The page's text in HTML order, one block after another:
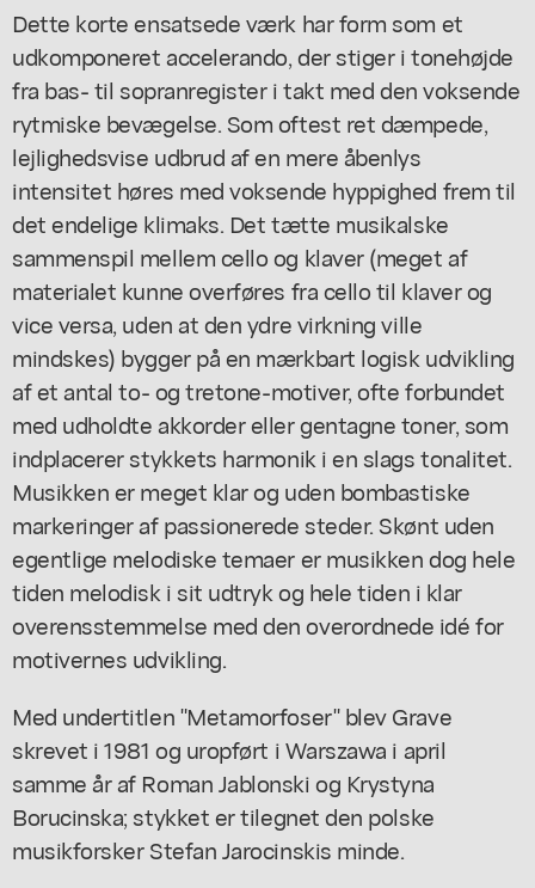
Dette korte ensatsede værk har form som et
udkomponeret accelerando, der stiger i tonehøjde
fra bas- til sopranregister i takt med den voksende
rytmiske bevægelse. Som oftest ret dæmpede,
lejlighedsvise udbrud af en mere åbenlys
intensitet høres med voksende hyppighed frem til
det endelige klimaks. Det tætte musikalske
sammenspil mellem cello og klaver (meget af
materialet kunne overføres fra cello til klaver og
vice versa, uden at den ydre virkning ville
mindskes) bygger på en mærkbart logisk udvikling
af et antal to- og tretone-motiver, ofte forbundet
med udholdte akkorder eller gentagne toner, som
indplacerer stykkets harmonik i en slags tonalitet.
Musikken er meget klar og uden bombastiske
markeringer af passionerede steder. Skønt uden
egentlige melodiske temaer er musikken dog hele
tiden melodisk i sit udtryk og hele tiden i klar
overensstemmelse med den overordnede idé for
motivernes udvikling.
Med undertitlen "Metamorfoser" blev Grave
skrevet i 1981 og uropført i Warszawa i april
samme år af Roman Jablonski og Krystyna
Borucinska; stykket er tilegnet den polske
musikforsker Stefan Jarocinskis minde.